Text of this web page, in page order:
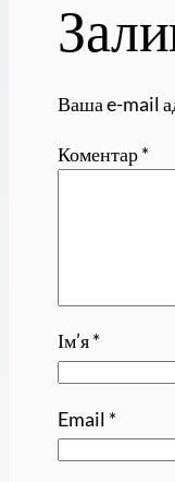
Ваша e-mail
Коментар*
Ім’я*
Email *